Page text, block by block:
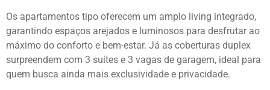
Os apartamentos tipo oferecem um amplo living integrado,
garantindo espaços arejados e luminosos para desfrutar ao
máximo do conforto e bem-estar. Já as coberturas duplex
surpreendem com 3 suítes e 3 vagas de garagem, ideal para
quem busca ainda mais exclusividade e privacidade.